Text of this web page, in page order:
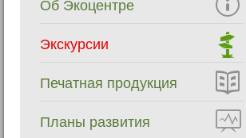
Об Экоцентре
Экскурсии
Печатная продукция
Планы развития